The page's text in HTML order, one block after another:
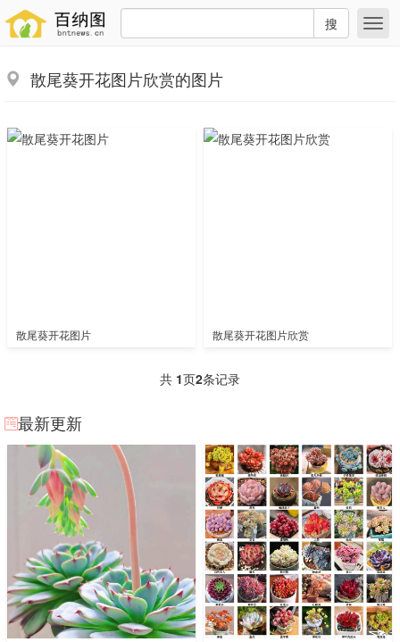
搜
散尾葵开花图片欣赏的图片
散尾葵开花图片 散尾葵开花图片欣赏
共 1页2条记录
最新更新